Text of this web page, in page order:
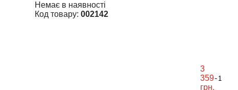
Немає в наявності
Код товару:002142
3
359
грн.
-